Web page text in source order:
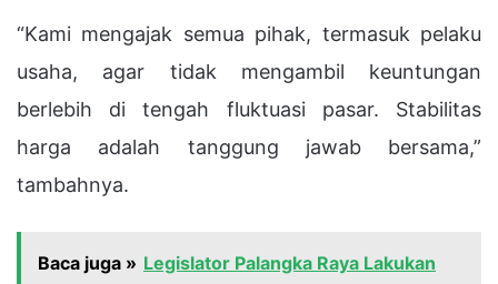
“Kami mengajak semua pihak, termasuk pelaku
usaha, agar tidak mengambil keuntungan
berlebih di tengah fluktuasi pasar. Stabilitas
harga adalah tanggung jawab bersama,”
tambahnya.
Baca juga » Legislator Palangka Raya Lakukan